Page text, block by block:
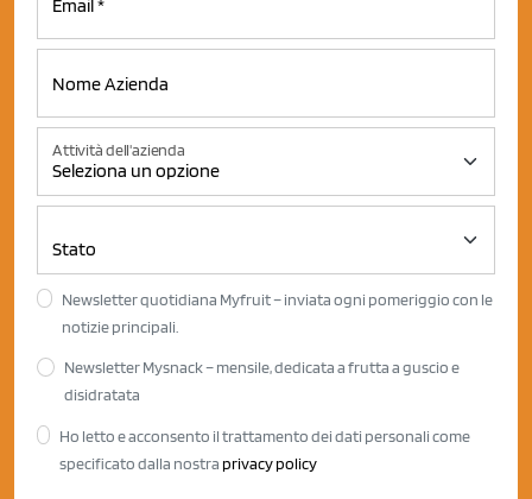
Attività dell'azienda
Newsletter quotidiana Myfruit – inviata ogni pomeriggio con le
notizie principali.
Newsletter Mysnack – mensile, dedicata a frutta a guscio e
disidratata
Ho letto e acconsento il trattamento dei dati personali come
specificato dalla nostra privacy policy